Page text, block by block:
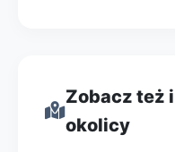
Zobacz też
okolicy